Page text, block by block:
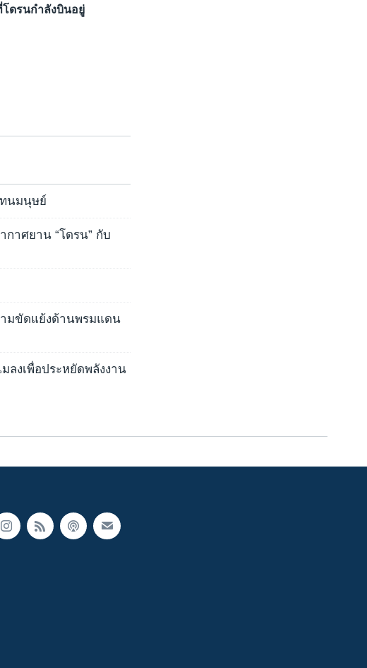
ดรนกำลังบินอยู่
นมนุษย์
าศยาน “โดรน” กับ
มขัดแย้งด้านพรมแดน
ลงเพื่อประหยัดพลังงาน